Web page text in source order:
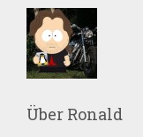
Über Ronald